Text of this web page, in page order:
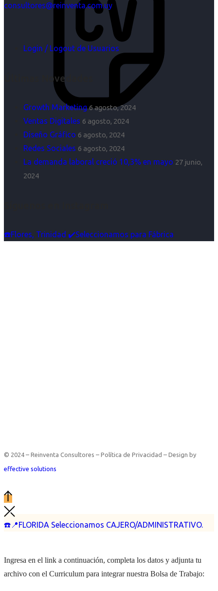
consultores@reinventa.com.uy
Login / Logout de Usuarios
Últimas Novedades
Growth Marketing 6 agosto, 2024
Ventas Digitales 6 agosto, 2024
Diseño Gráfico 6 agosto, 2024
Redes Sociales 6 agosto, 2024
La demanda laboral creció 10,3% en mayo 27 junio,
2024
☎️Flores, Trinidad ✔️Seleccionamos para Fábrica
☎️📍FLORIDA Seleccionamos CAJERO/ADMINISTRATIVO.
© 2024 – Reinventa Consultores – Política de Privacidad – Design by
effective solutions
Ingresa en el link a continuación, completa los datos y adjunta tu
archivo con el Curriculum para integrar nuestra Bolsa de Trabajo: